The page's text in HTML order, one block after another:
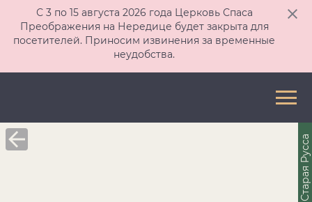
С 3 по 15 августа 2026 года Церковь Спаса
Преображения на Нередице будет закрыта для
посетителей. Приносим извинения за временные
неудобства.
Старая Русса